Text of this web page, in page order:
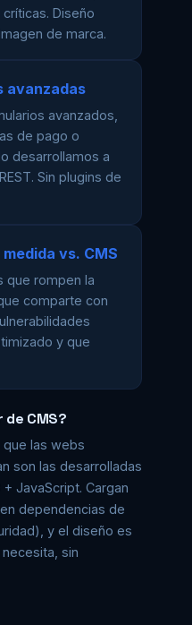
Diseño
de marca.
avanzadas
avanzados,
de pago o
desarrollamos a
Sin plugins de
vs. CMS
que rompen la
comparte con
y que
de CMS?
las webs
son las desarrolladas
JavaScript. Cargan
dependencias de
y el diseño es
sin